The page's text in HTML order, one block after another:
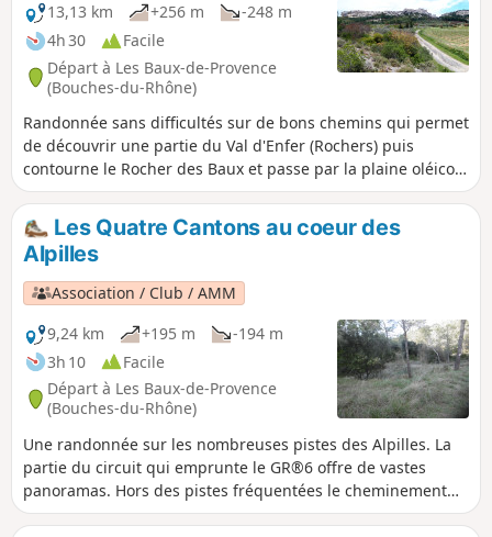
13,13 km
+256 m
-248 m
4h 30
Facile
Départ à Les Baux-de-Provence
(Bouches-du-Rhône)
Randonnée sans difficultés sur de bons chemins qui permet
de découvrir une partie du Val d'Enfer (Rochers) puis
contourne le Rocher des Baux et passe par la plaine oléicole
pour rejoindre ensuite les Crêtes de Baumayrane avec des
vues superbes sur les Baux et les Alpilles, la Crau, le Golfe
de Fos, puis le Ventoux...
Les Quatre Cantons au coeur des
Alpilles
Association / Club / AMM
9,24 km
+195 m
-194 m
3h 10
Facile
Départ à Les Baux-de-Provence
(Bouches-du-Rhône)
Une randonnée sur les nombreuses pistes des Alpilles. La
partie du circuit qui emprunte le GR®6 offre de vastes
panoramas. Hors des pistes fréquentées le cheminement
est assez agréable et permet de découvrir certains aspects